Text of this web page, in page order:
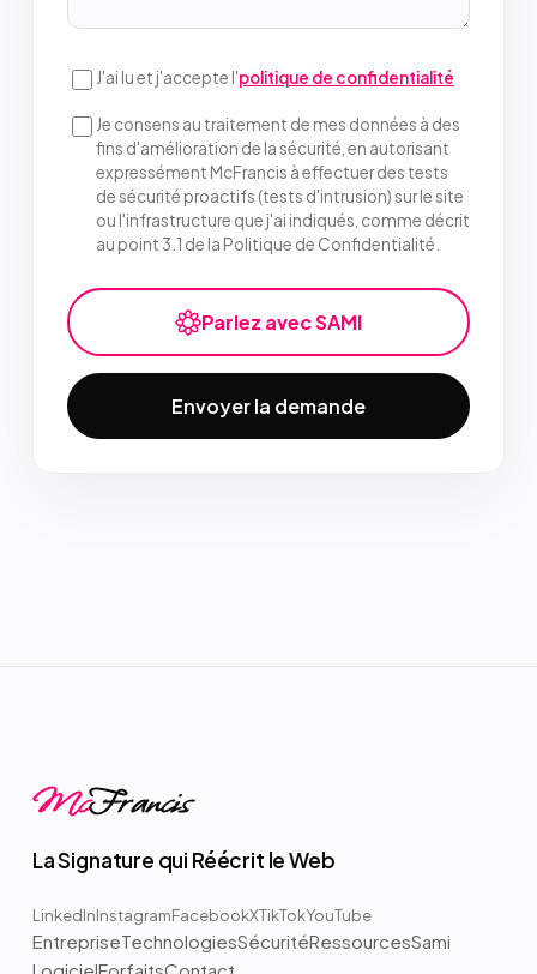
J'ai lu et j'accepte l'politique de confidentialité
Je consens au traitement de mes données à des
fins d'amélioration de la sécurité, en autorisant
expressément McFrancis à effectuer des tests
de sécurité proactifs (tests d'intrusion) sur le site
ou l'infrastructure que j'ai indiqués, comme décrit
au point 3.1 de la Politique de Confidentialité.
Parlez avec SAMI
Envoyer la demande
McFrancis
La Signature qui Réécrit le Web
LinkedInInstagramFacebookXTikTokYouTube
EntrepriseTechnologiesSécuritéRessourcesSami